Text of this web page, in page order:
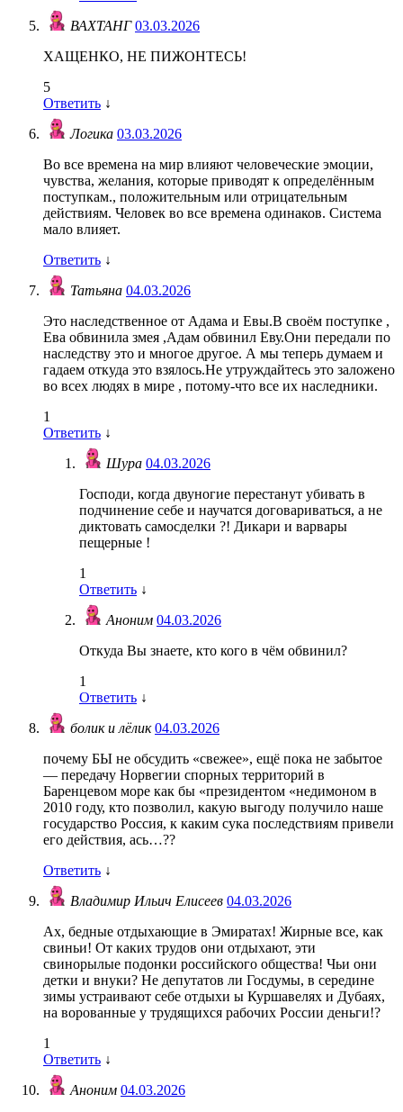
ВАХТАНГ03.03.2026
ХАЩЕНКО, НЕ ПИЖОНТЕСЬ!
5
Ответить ↓
Логика 03.03.2026
Во все времена на мир влияют человеческие эмоции,
чувства, желания, которые приводят к определённым
поступкам., положительным или отрицательным
действиям. Человек во все времена одинаков. Система
мало влияет.
Ответить ↓
Татьяна 04.03.2026
Это наследственное от Адама и Евы.В своём поступке ,
Ева обвинила змея ,Адам обвинил Еву.Они передали по
наследству это и многое другое. А мы теперь думаем и
гадаем откуда это взялось.Не утруждайтесь это заложено
во всех людях в мире , потому-что все их наследники.
1
Ответить ↓
Шура 04.03.2026
Господи, когда двуногие перестанут убивать в
подчинение себе и научатся договариваться, а не
диктовать самосделки ?! Дикари и варвары
пещерные !
1
Ответить ↓
Аноним 04.03.2026
Откуда Вы знаете, кто кого в чём обвинил?
1
Ответить ↓
болик и лёлик04.03.2026
почему БЫ не обсудить «свежее», ещё пока не забытое
— передачу Норвегии спорных территорий в
Баренцевом море как бы «президентом «недимоном в
2010 году, кто позволил, какую выгоду получило наше
государство Россия, к каким сука последствиям привели
его действия, ась…??
Ответить ↓
Владимир Ильич Елисеев 04.03.2026
Ах, бедные отдыхающие в Эмиратах! Жирные все, как
свиньи! От каких трудов они отдыхают, эти
свинорылые подонки российского общества! Чьи они
детки и внуки? Не депутатов ли Госдумы, в середине
зимы устраивают себе отдыхи ы Куршавелях и Дубаях,
на ворованные у трудящихся рабочих России деньги!?
1
Ответить ↓
Аноним 04.03.2026